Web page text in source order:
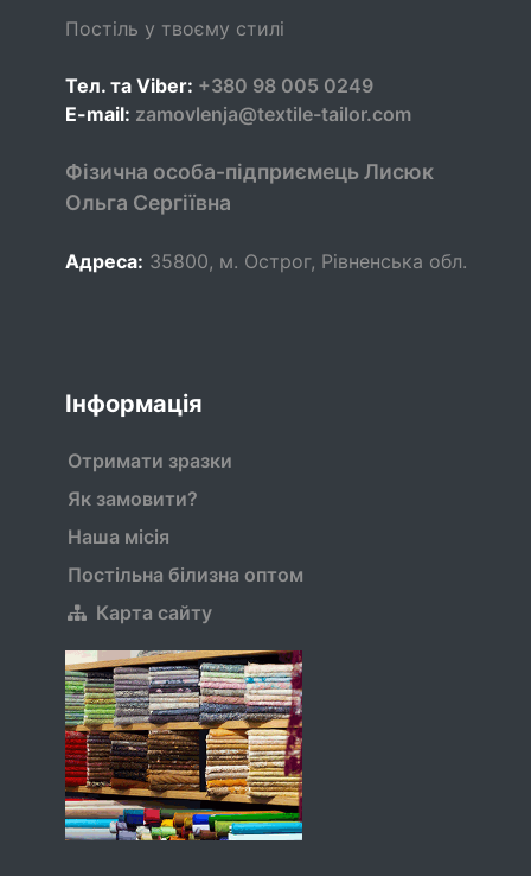
Постіль у твоєму стилі
Тел. та Viber: +380 98 005 0249
E-mail: zamovlenja@textile-tailor.com
Фізична особа-підприємець Лисюк
Ольга Сергіївна
Адреса: 35800, м. Острог, Рівненська обл.
Інформація
Отримати зразки
Як замовити?
Наша місія
Постільна білизна оптом
Карта сайту